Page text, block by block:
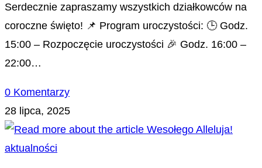
Serdecznie zapraszamy wszystkich działkowców na
coroczne święto! 📌 Program uroczystości: 🕒 Godz.
15:00 – Rozpoczęcie uroczystości 🎉 Godz. 16:00 –
22:00…
0 Komentarzy
28 lipca, 2025
aktualności